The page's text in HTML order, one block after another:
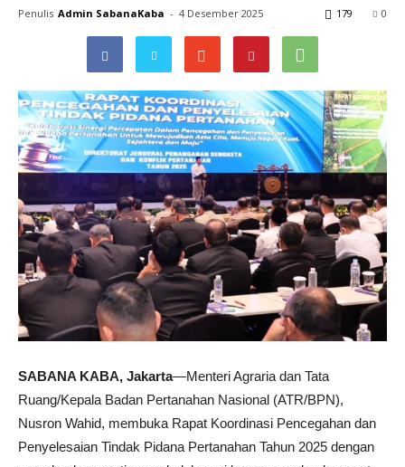
Penulis Admin SabanaKaba - 4 Desember 2025 0
179
SABANA KABA, Jakarta—Menteri Agraria dan Tata
Ruang/Kepala Badan Pertanahan Nasional (ATR/BPN),
Nusron Wahid, membuka Rapat Koordinasi Pencegahan dan
Penyelesaian Tindak Pidana Pertanahan Tahun 2025 dengan